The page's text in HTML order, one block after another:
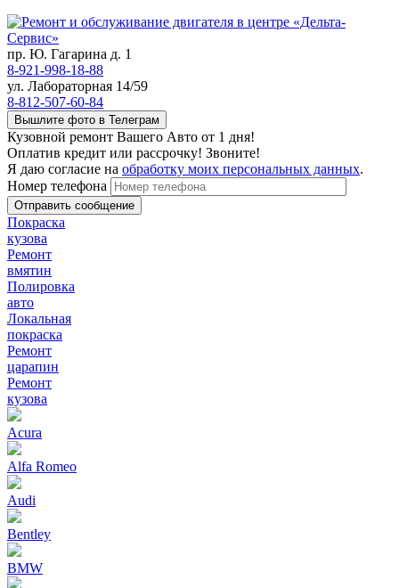
пр. Ю. Гагарина д. 1
8-921-998-18-88
ул. Лабораторная 14/59
8-812-507-60-84
Вышлите фото в Телеграм
Кузовной ремонт Вашего Авто от 1 дня!
Оплатив кредит или рассрочку! Звоните!
Я даю согласие на обработку моих персональных данных.
Номер телефона
Покраска
кузова
Ремонт
вмятин
Полировка
авто
Локальная
покраска
Ремонт
царапин
Ремонт
кузова
Acura
Alfa Romeo
Audi
Bentley
BMW